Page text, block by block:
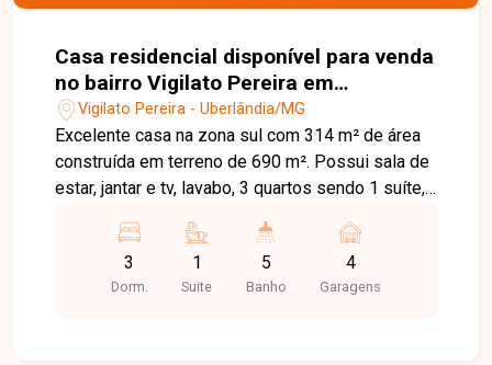
Casa residencial disponível para venda
no bairro Vigilato Pereira em
Uberlândia-MG.
Vigilato Pereira - Uberlândia/MG
Excelente casa na zona sul com 314 m² de área
construída em terreno de 690 m². Possui sala de
estar, jantar e tv, lavabo, 3 quartos sendo 1 suíte,
lavanderia, despensa e cômodo de despejo.
Conta ainda com dependência de serviço
completa e garagem para 4 carros. Na área de
3
Dorm.
1
Suite
5
Banho
4
Garagens